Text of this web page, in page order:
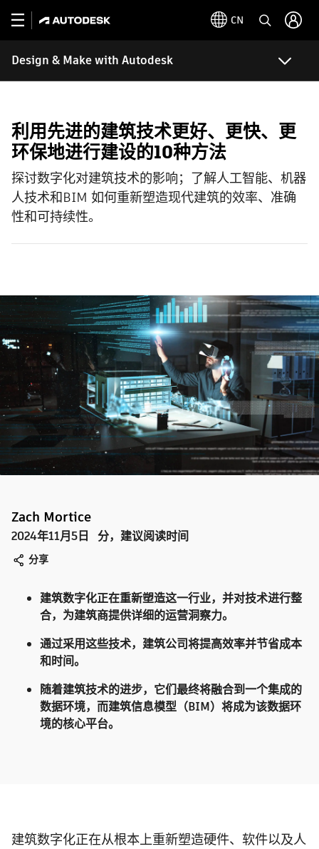
CN
Design & Make with Autodesk
利用先进的建筑技术更好、更快、更
环保地进行建设的10种方法
探讨数字化对建筑技术的影响；了解人工智能、机器
人技术和BIM 如何重新塑造现代建筑的效率、准确
性和可持续性。
Zach Mortice
2024年11月5日 分，建议阅读时间
分享
建筑数字化正在重新塑造这一行业，并对技术进行整
合，为建筑商提供详细的运营洞察力。
通过采用这些技术，建筑公司将提高效率并节省成本
和时间。
随着建筑技术的进步，它们最终将融合到一个集成的
数据环境，而建筑信息模型（BIM）将成为该数据环
境的核心平台。
建筑数字化正在从根本上重新塑造硬件、软件以及人